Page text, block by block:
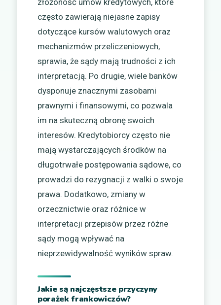
złożoność umów kredytowych, które
często zawierają niejasne zapisy
dotyczące kursów walutowych oraz
mechanizmów przeliczeniowych,
sprawia, że sądy mają trudności z ich
interpretacją. Po drugie, wiele banków
dysponuje znacznymi zasobami
prawnymi i finansowymi, co pozwala
im na skuteczną obronę swoich
interesów. Kredytobiorcy często nie
mają wystarczających środków na
długotrwałe postępowania sądowe, co
prowadzi do rezygnacji z walki o swoje
prawa. Dodatkowo, zmiany w
orzecznictwie oraz różnice w
interpretacji przepisów przez różne
sądy mogą wpływać na
nieprzewidywalność wyników spraw.
Jakie są najczęstsze przyczyny
porażek frankowiczów?